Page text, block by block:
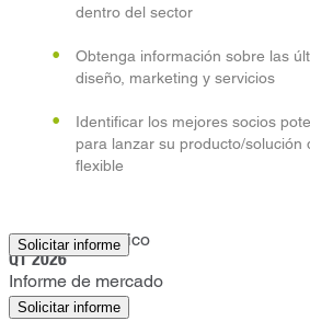
dentro del sector
Obtenga información sobre las
diseño, marketing y servicios
Identificar los mejores socios
para lanzar su producto/solución
flexible
Solicitar informe
Ciudad de México
Q1 2026
Informe de mercado
Solicitar informe